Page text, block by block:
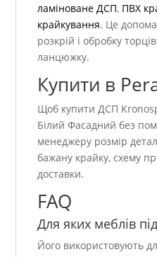
ламіноване ДСП, ПВХ
крайкування. Це
розкрій і обробку
ланцюжку.
Купити в
Щоб купити ДСП
Білий Фасадний без
менеджеру розмір
бажану крайку, схему
доставки.
FAQ
Для яких меблів
Його використовують